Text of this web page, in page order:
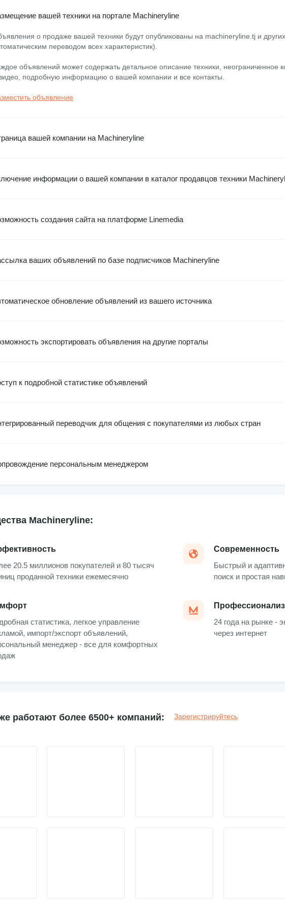
вашей техники на портале Machineryline
о продаже вашей техники будут опубликованы на machineryline.tj и
переводом всех характеристик).
объявлений может содержать детальное описание техники, неограниченное
подробную информацию о вашей компании и все контакты.
объявление
вашей компании на Machineryline
информации о вашей компании в каталог продавцов техники
создания сайта на платформе Linemedia
ваших объявлений по базе подписчиков Machineryline
обновление объявлений из вашего источника
экспортировать объявления на другие порталы
к подробной статистике объявлений
переводчик для общения с покупателями из любых стран
персональным менеджером
Machineryline:
20.5 миллионов покупателей и 80 тысяч
проданной техники ежемесячно
Современность
Быстрый и
поиск и простая
статистика, легкое управление
импорт/экспорт объявлений,
менеджер - все для комфортных
24 года на рынке -
через интернет
работают более 6500+ компаний: Зарегистрируйтесь